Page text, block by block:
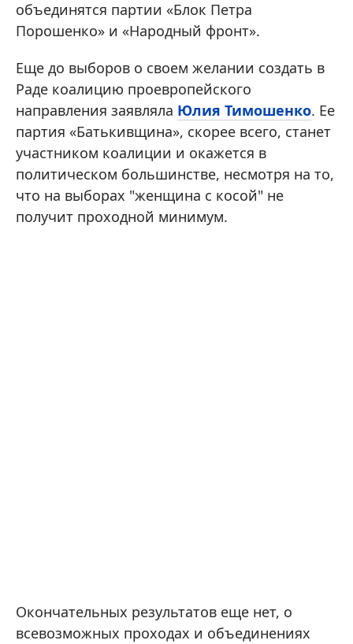
объединятся партии «Блок Петра
Порошенко» и «Народный фронт».
Еще до выборов о своем желании создать в
Раде коалицию проевропейского
направления заявляла Юлия Тимошенко. Ее
партия «Батькивщина», скорее всего, станет
участником коалиции и окажется в
политическом большинстве, несмотря на то,
что на выборах "женщина с косой" не
получит проходной минимум.
Окончательных результатов еще нет, о
всевозможных проходах и объединениях